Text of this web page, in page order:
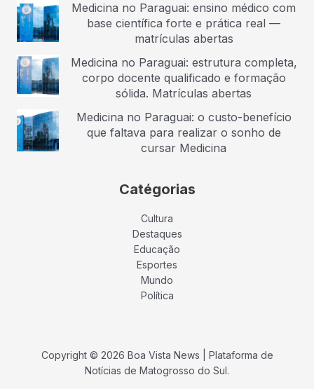
Medicina no Paraguai: ensino médico com
base científica forte e prática real —
matrículas abertas
Medicina no Paraguai: estrutura completa,
corpo docente qualificado e formação
sólida. Matrículas abertas
Medicina no Paraguai: o custo-benefício
que faltava para realizar o sonho de
cursar Medicina
Catégorias
Cultura
Destaques
Educação
Esportes
Mundo
Política
Copyright © 2026 Boa Vista News | Plataforma de
Notícias de Matogrosso do Sul.